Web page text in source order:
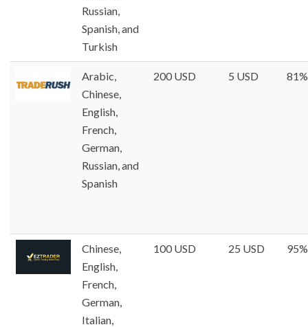
Russian,
Spanish, and
Turkish
Arabic,
Chinese,
English,
French,
German,
Russian, and
Spanish
200 USD 5 USD 81%
Chinese,
English,
French,
German,
Italian,
100 USD 25 USD 95%